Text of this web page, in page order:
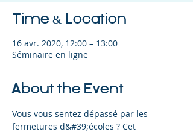
Time & Location
16 avr. 2020, 12:00 – 13:00
Séminaire en ligne
About the Event
Vous vous sentez dépassé par les
fermetures d&#39;écoles ? Cet